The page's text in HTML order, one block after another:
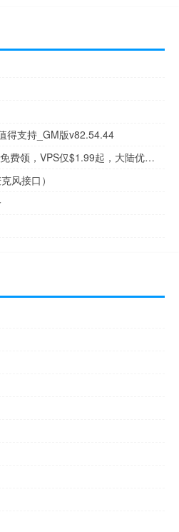
得支持_GM版v82.54.44
RAKsmart：年终钜惠$100免费领，VPS仅$1.99起，大陆优化100M不限量服务器仅$30！
风接口）